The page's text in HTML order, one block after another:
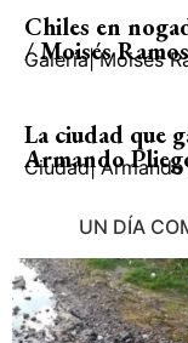
Chiles en
/ Moisés
Galería| Moisés
La ciudad que
Armando
Ciudad|
UN DÍA